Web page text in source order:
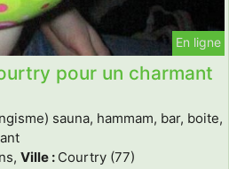
En ligne
pour un charmant
sauna, hammam, bar, boite,
Ville : Courtry (77)